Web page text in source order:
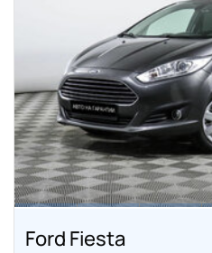
Ford Fiesta